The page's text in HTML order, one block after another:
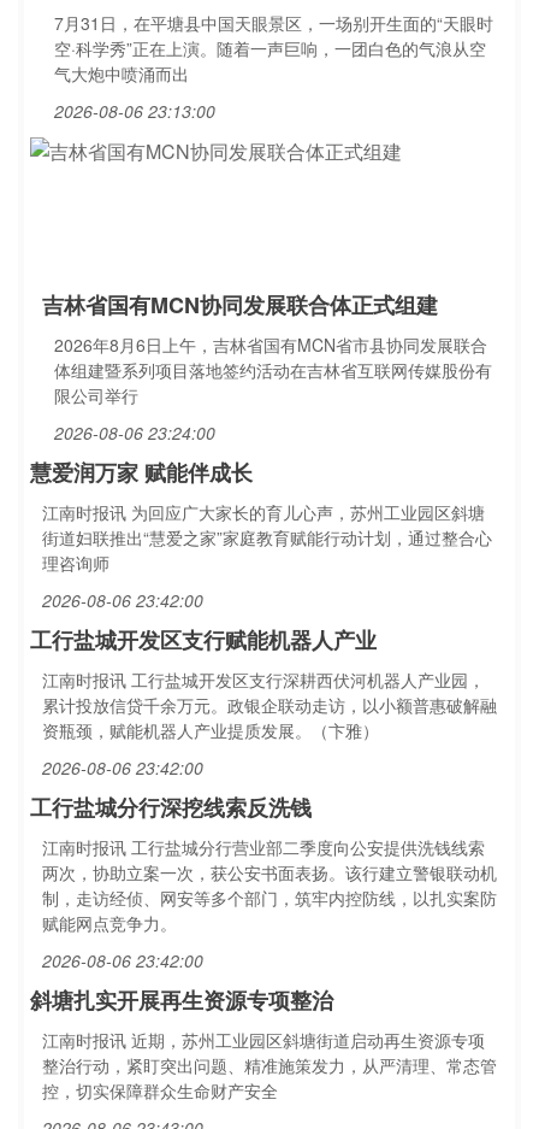
7月31日，在平塘县中国天眼景区，一场别开生面的“天眼时
空·科学秀”正在上演。随着一声巨响，一团白色的气浪从空
气大炮中喷涌而出
2026-08-06 23:13:00
吉林省国有MCN协同发展联合体正式组建
2026年8月6日上午，吉林省国有MCN省市县协同发展联合
体组建暨系列项目落地签约活动在吉林省互联网传媒股份有
限公司举行
2026-08-06 23:24:00
慧爱润万家 赋能伴成长
江南时报讯 为回应广大家长的育儿心声，苏州工业园区斜塘
街道妇联推出“慧爱之家”家庭教育赋能行动计划，通过整合心
理咨询师
2026-08-06 23:42:00
工行盐城开发区支行赋能机器人产业
江南时报讯 工行盐城开发区支行深耕西伏河机器人产业园，
累计投放信贷千余万元。政银企联动走访，以小额普惠破解融
资瓶颈，赋能机器人产业提质发展。（卞雅）
2026-08-06 23:42:00
工行盐城分行深挖线索反洗钱
江南时报讯 工行盐城分行营业部二季度向公安提供洗钱线索
两次，协助立案一次，获公安书面表扬。该行建立警银联动机
制，走访经侦、网安等多个部门，筑牢内控防线，以扎实案防
赋能网点竞争力。
2026-08-06 23:42:00
斜塘扎实开展再生资源专项整治
江南时报讯 近期，苏州工业园区斜塘街道启动再生资源专项
整治行动，紧盯突出问题、精准施策发力，从严清理、常态管
控，切实保障群众生命财产安全